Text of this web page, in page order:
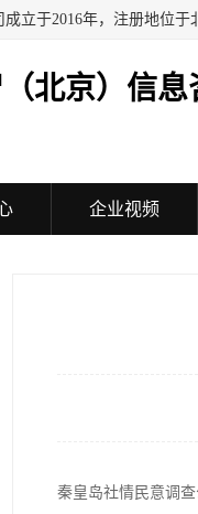
北京）信息
企业视频
秦皇岛社情民意调查